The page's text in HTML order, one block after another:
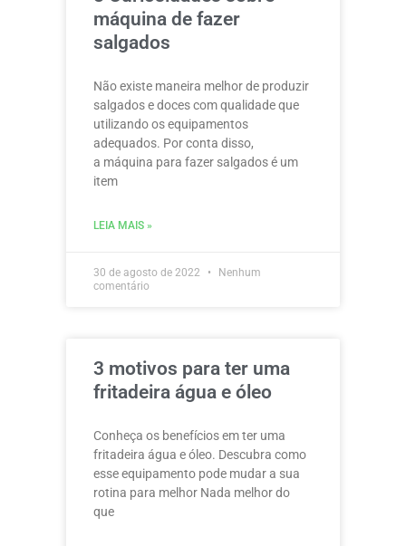
máquina de fazer
salgados
Não existe maneira melhor de produzir
salgados e doces com qualidade que
utilizando os equipamentos
adequados. Por conta disso,
a máquina para fazer salgados é um
item
LEIA MAIS »
30 de agosto de 2022
Nenhum
comentário
3 motivos para ter uma
fritadeira água e óleo
Conheça os benefícios em ter uma
fritadeira água e óleo. Descubra como
esse equipamento pode mudar a sua
rotina para melhor Nada melhor do
que